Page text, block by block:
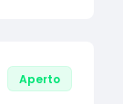
Aperto